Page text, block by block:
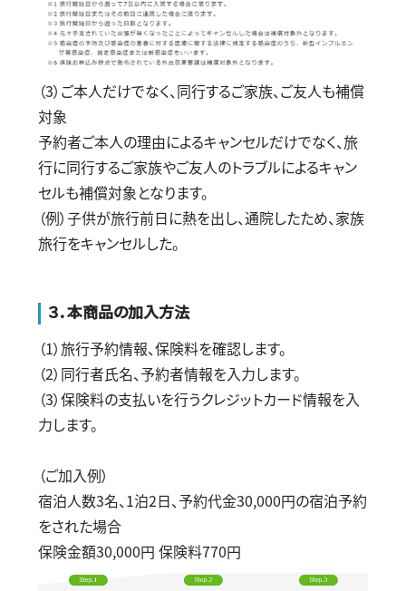
（3）ご本人だけでなく、同行するご家族、ご友人も補償
対象
予約者ご本人の理由によるキャンセルだけでなく、旅
行に同行するご家族やご友人のトラブルによるキャン
セルも補償対象となります。
（例）子供が旅行前日に熱を出し、通院したため、家族
旅行をキャンセルした。
３．本商品の加入方法
（1）旅行予約情報、保険料を確認します。
（2）同行者氏名、予約者情報を入力します。
（3）保険料の支払いを行うクレジットカード情報を入
力します。
（ご加入例）
宿泊人数3名、1泊2日、予約代金30,000円の宿泊予約
をされた場合
保険金額30,000円 保険料770円